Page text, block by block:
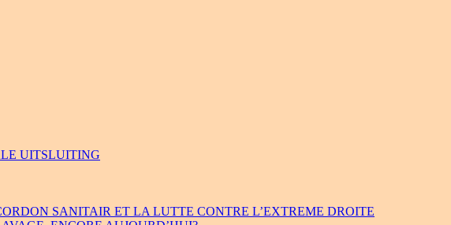
UITSLUITING
SANITAIR ET LA LUTTE CONTRE L’EXTREME DROITE